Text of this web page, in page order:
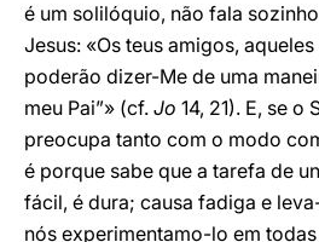
é um solilóquio, não fala
Jesus: «Os teus amigos, aqueles
poderão dizer-Me de uma
meu Pai”» (cf. Jo 14, 21). E, se o
preocupa tanto com o modo
é porque sabe que a tarefa de
fácil, é dura; causa fadiga e
nós experimentamo-lo em